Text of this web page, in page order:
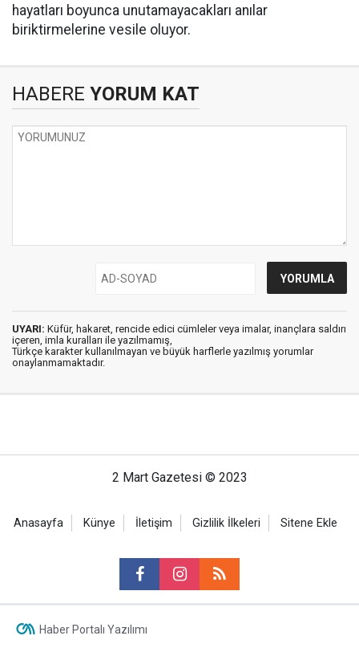
hayatları boyunca unutamayacakları anılar
biriktirmelerine vesile oluyor.
HABERE YORUM KAT
UYARI: Küfür, hakaret, rencide edici cümleler veya imalar, inançlara saldırı
içeren, imla kuralları ile yazılmamış,
Türkçe karakter kullanılmayan ve büyük harflerle yazılmış yorumlar
onaylanmamaktadır.
2 Mart Gazetesi © 2023
Anasayfa Künye İletişim Gizlilik İlkeleri Sitene Ekle
Haber Portalı Yazılımı